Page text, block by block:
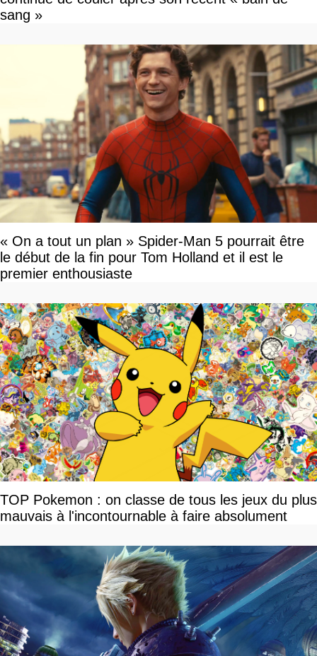
sang »
« On a tout un plan » Spider-Man 5 pourrait être
le début de la fin pour Tom Holland et il est le
premier enthousiaste
TOP Pokemon : on classe de tous les jeux du plus
mauvais à l'incontournable à faire absolument